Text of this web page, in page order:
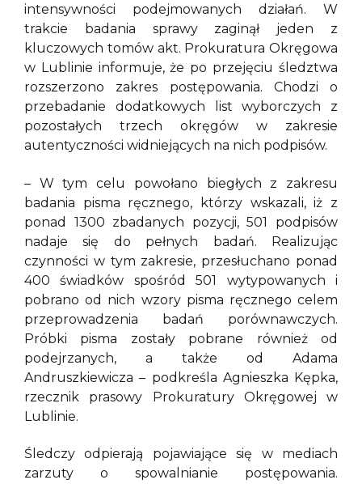
intensywności podejmowanych działań. W
trakcie badania sprawy zaginął jeden z
kluczowych tomów akt. Prokuratura Okręgowa
w Lublinie informuje, że po przejęciu śledztwa
rozszerzono zakres postępowania. Chodzi o
przebadanie dodatkowych list wyborczych z
pozostałych trzech okręgów w zakresie
autentyczności widniejących na nich podpisów.
– W tym celu powołano biegłych z zakresu
badania pisma ręcznego, którzy wskazali, iż z
ponad 1300 zbadanych pozycji, 501 podpisów
nadaje się do pełnych badań. Realizując
czynności w tym zakresie, przesłuchano ponad
400 świadków spośród 501 wytypowanych i
pobrano od nich wzory pisma ręcznego celem
przeprowadzenia badań porównawczych.
Próbki pisma zostały pobrane również od
podejrzanych, a także od Adama
Andruszkiewicza – podkreśla Agnieszka Kępka,
rzecznik prasowy Prokuratury Okręgowej w
Lublinie.
Śledczy odpierają pojawiające się w mediach
zarzuty o spowalnianie postępowania.